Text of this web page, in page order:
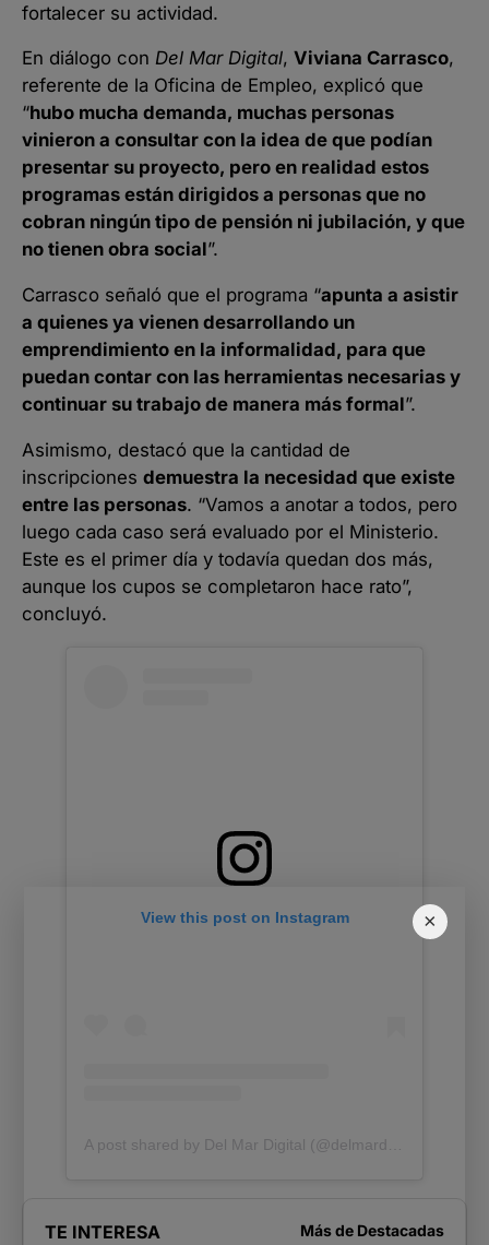
×
fortalecer su actividad.
En diálogo con Del Mar Digital, Viviana Carrasco,
referente de la Oficina de Empleo, explicó que
“hubo mucha demanda, muchas personas
vinieron a consultar con la idea de que podían
presentar su proyecto, pero en realidad estos
programas están dirigidos a personas que no
cobran ningún tipo de pensión ni jubilación, y que
no tienen obra social”.
Carrasco señaló que el programa “apunta a asistir
a quienes ya vienen desarrollando un
emprendimiento en la informalidad, para que
puedan contar con las herramientas necesarias y
continuar su trabajo de manera más formal”.
Asimismo, destacó que la cantidad de
inscripciones demuestra la necesidad que existe
entre las personas. “Vamos a anotar a todos, pero
luego cada caso será evaluado por el Ministerio.
Este es el primer día y todavía quedan dos más,
aunque los cupos se completaron hace rato”,
concluyó.
View this post on Instagram
TE INTERESA Más de Destacadas